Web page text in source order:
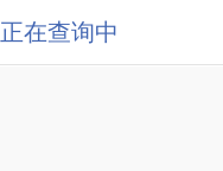
正在查询中